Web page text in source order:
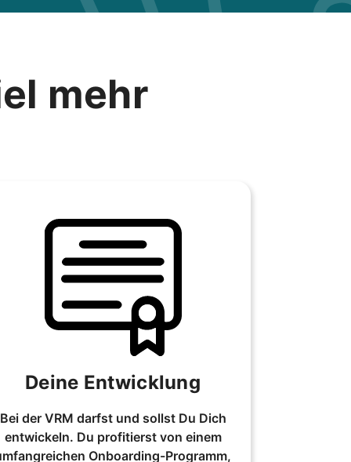
mehr
Deine Entwicklung
Bei der VRM darfst und sollst Du Dich
entwickeln. Du profitierst von einem
Onboarding-Programm,